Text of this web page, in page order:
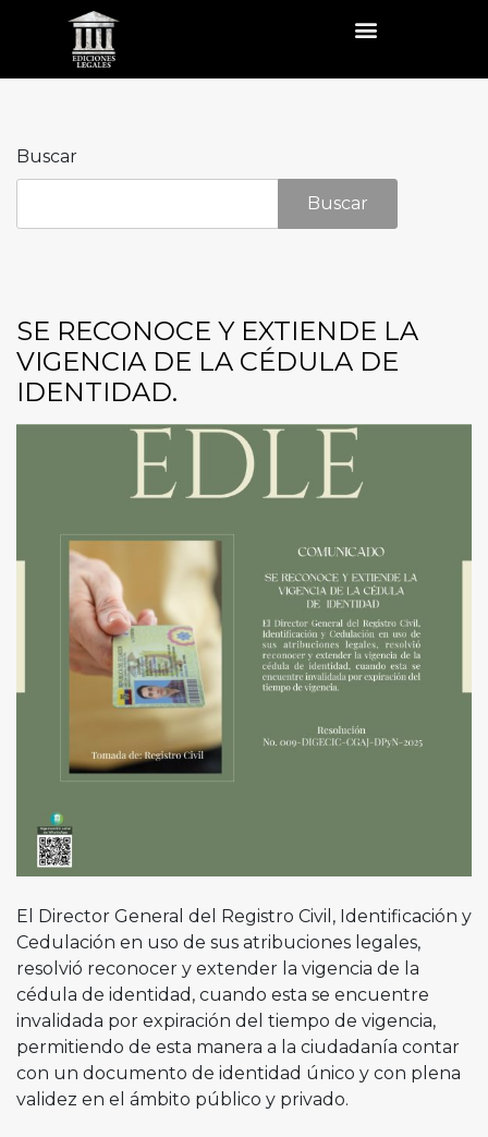
Buscar
Buscar
SE RECONOCE Y EXTIENDE LA
VIGENCIA DE LA CÉDULA DE
IDENTIDAD.
El Director General del Registro Civil, Identificación y
Cedulación en uso de sus atribuciones legales,
resolvió reconocer y extender la vigencia de la
cédula de identidad, cuando esta se encuentre
invalidada por expiración del tiempo de vigencia,
permitiendo de esta manera a la ciudadanía contar
con un documento de identidad único y con plena
validez en el ámbito público y privado.